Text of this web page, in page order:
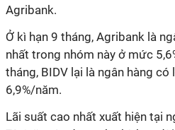
Agribank.
Ở kì hạn 9 tháng, Agribank là
nhất trong nhóm này ở mức
tháng, BIDV lại là ngân hàng có
6,9%/năm.
Lãi suất cao nhất xuất hiện tại